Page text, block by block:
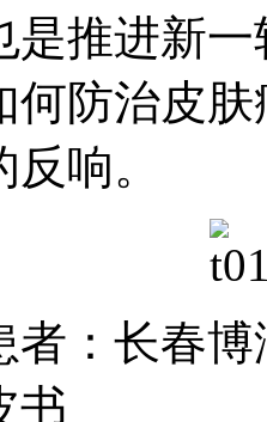
是推进新
何防治皮
响。
者：长春
书